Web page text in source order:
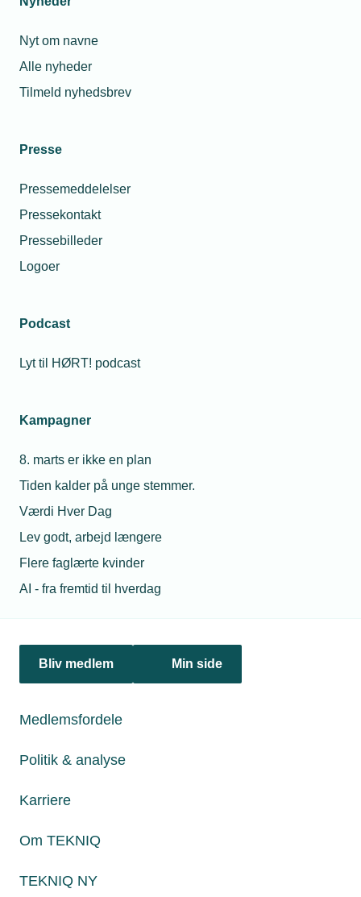
Nyt om navne
Alle nyheder
Tilmeld nyhedsbrev
Presse
Pressemeddelelser
Pressekontakt
Pressebilleder
Logoer
Podcast
Lyt til HØRT! podcast
Kampagner
8. marts er ikke en plan
Tiden kalder på unge stemmer.
Værdi Hver Dag
Lev godt, arbejd længere
Flere faglærte kvinder
AI - fra fremtid til hverdag
Bliv medlem Min side
Medlemsfordele
Politik & analyse
Karriere
Om TEKNIQ
TEKNIQ NY
under 18 år. Hvordan håndterer vi det?
28. juli 2026
udgangspunkt
sommerferien. Kun julegaven er fredet fra skat, og kun hvis
28. juli 2026
EU's elektrificeringsplan er en gave til det tekniske
kan sætte turbo på elbranchens vækst.